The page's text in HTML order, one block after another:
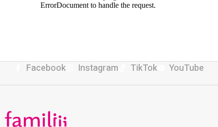
Facebook Instagram TikTok YouTube